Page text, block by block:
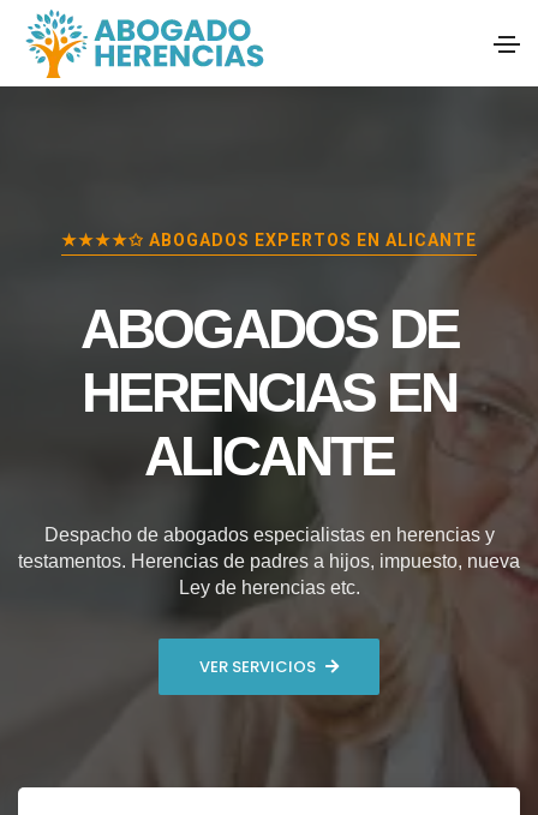
★★★★✩ ABOGADOS EXPERTOS EN ALICANTE
ABOGADOS DE
HERENCIAS EN
ALICANTE
Despacho de abogados especialistas en herencias y
testamentos. Herencias de padres a hijos, impuesto, nueva
Ley de herencias etc.
VER SERVICIOS